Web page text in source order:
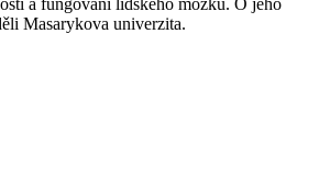
a fungování lidského mozku. O jeho
Masarykova univerzita.